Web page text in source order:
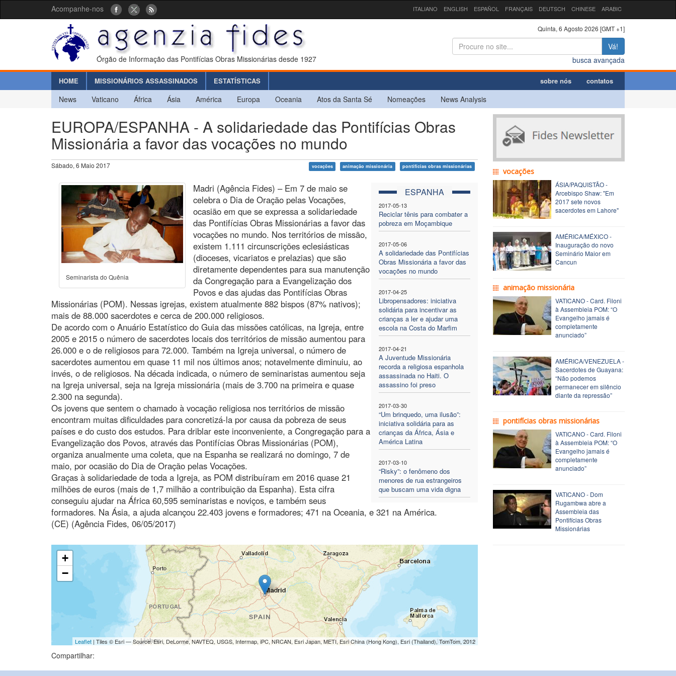
Acompanhe-nos ITALIANO ENGLISH ESPAÑOL FRANÇAIS DEUTSCH CHINESE ARABIC
Órgão de Informação das Pontifícias Obras Missionárias desde 1927
Quinta, 6 Agosto 2026 [GMT +1]
Vá!
busca avançada
HOME MISSIONÁRIOS ASSASSINADOS ESTATÍSTICAS sobre nós contatos
News Vaticano África Ásia América Europa Oceania Atos da Santa Sé Nomeações News Analysis
EUROPA/ESPANHA - A solidariedade das Pontifícias Obras
Missionária a favor das vocações no mundo
Sábado, 6 Maio 2017 vocações animação missionária pontifícias obras missionárias
Seminarista do Quênia
ESPANHA
2017-05-13
Reciclar tênis para combater a
pobreza em Moçambique
2017-05-06
A solidariedade das Pontifícias
Obras Missionária a favor das
vocações no mundo
2017-04-25
Libropensadores: iniciativa
solidária para incentivar as
crianças a ler e ajudar uma
escola na Costa do Marfim
2017-04-21
A Juventude Missionária
recorda a religiosa espanhola
assassinada no Haiti. O
assassino foi preso
2017-03-30
“Um brinquedo, uma ilusão”:
iniciativa solidária para as
crianças da África, Ásia e
América Latina
2017-03-10
“Risky”: o fenômeno dos
menores de rua estrangeiros
que buscam uma vida digna
Madri (Agência Fides) – Em 7 de maio se
celebra o Dia de Oração pelas Vocações,
ocasião em que se expressa a solidariedade
das Pontifícias Obras Missionárias a favor das
vocações no mundo. Nos territórios de missão,
existem 1.111 circunscrições eclesiásticas
(dioceses, vicariatos e prelazias) que são
diretamente dependentes para sua manutenção
da Congregação para a Evangelização dos
Povos e das ajudas das Pontifícias Obras
Missionárias (POM). Nessas igrejas, existem atualmente 882 bispos (87% nativos);
mais de 88.000 sacerdotes e cerca de 200.000 religiosos.
De acordo com o Anuário Estatístico do Guia das missões católicas, na Igreja, entre
2005 e 2015 o número de sacerdotes locais dos territórios de missão aumentou para
26.000 e o de religiosos para 72.000. Também na Igreja universal, o número de
sacerdotes aumentou em quase 11 mil nos últimos anos; notavelmente diminuiu, ao
invés, o de religiosos. Na década indicada, o número de seminaristas aumentou seja
na Igreja universal, seja na Igreja missionária (mais de 3.700 na primeira e quase
2.300 na segunda).
Os jovens que sentem o chamado à vocação religiosa nos territórios de missão
encontram muitas dificuldades para concretizá-la por causa da pobreza de seus
países e do custo dos estudos. Para driblar este inconveniente, a Congregação para a
Evangelização dos Povos, através das Pontifícias Obras Missionárias (POM),
organiza anualmente uma coleta, que na Espanha se realizará no domingo, 7 de
maio, por ocasião do Dia de Oração pelas Vocações.
Graças à solidariedade de toda a Igreja, as POM distribuíram em 2016 quase 21
milhões de euros (mais de 1,7 milhão a contribuição da Espanha). Esta cifra
conseguiu ajudar na África 60,595 seminaristas e noviços, e também seus
formadores. Na Ásia, a ajuda alcançou 22.403 jovens e formadores; 471 na Oceania, e 321 na América.
(CE) (Agência Fides, 06/05/2017)
+
−
Leaflet| Tiles © Esri — Source: Esri, DeLorme, NAVTEQ, USGS, Intermap, iPC, NRCAN, Esri Japan, METI, Esri China (Hong Kong), Esri (Thailand), TomTom, 2012
Compartilhar:
vocações
ÁSIA/PAQUISTÃO -
Arcebispo Shaw: "Em
2017 sete novos
sacerdotes em Lahore"
AMÉRICA/MÉXICO -
Inauguração do novo
Seminário Maior em
Cancun
animação missionária
VATICANO - Card. Filoni
à Assembleia POM: “O
Evangelho jamais é
completamente
anunciado”
AMÉRICA/VENEZUELA -
Sacerdotes de Guayana:
“Não podemos
permanecer em silêncio
diante da repressão”
pontifícias obras missionárias
VATICANO - Card. Filoni
à Assembleia POM: “O
Evangelho jamais é
completamente
anunciado”
VATICANO - Dom
Rugambwa abre a
Assembleia das
Pontifícias Obras
Missionárias